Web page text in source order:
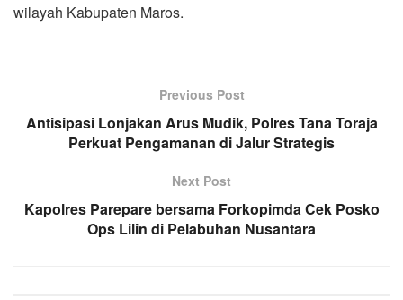
wilayah Kabupaten Maros.
Previous Post
Antisipasi Lonjakan Arus Mudik, Polres Tana Toraja
Perkuat Pengamanan di Jalur Strategis
Next Post
Kapolres Parepare bersama Forkopimda Cek Posko
Ops Lilin di Pelabuhan Nusantara